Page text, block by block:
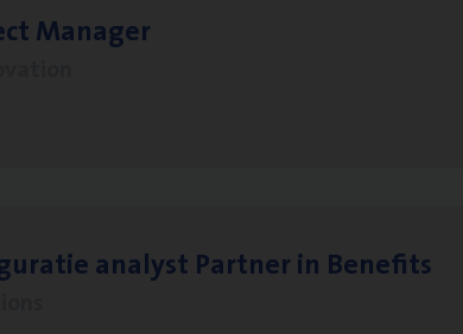
Manager
ana­lyst Part­ner in Benefits